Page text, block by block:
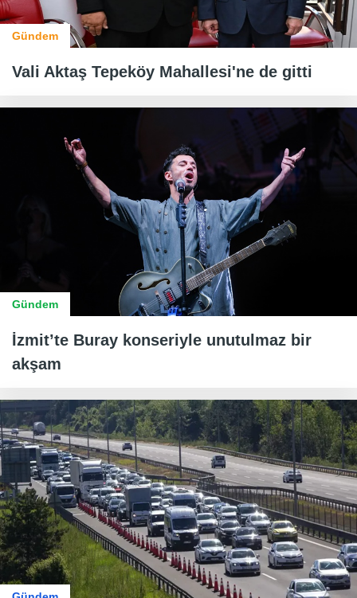
Gündem
Vali Aktaş Tepeköy Mahallesi'ne de gitti
Gündem
İzmit’te Buray konseriyle unutulmaz bir
akşam